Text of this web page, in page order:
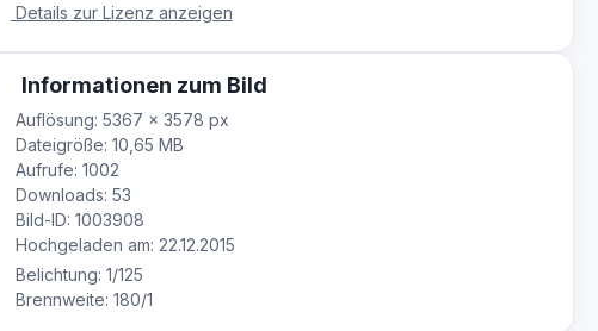
Details zur Lizenz anzeigen
Informationen zum Bild
Auflösung: 5367 × 3578 px
Dateigröße: 10,65 MB
Aufrufe: 1002
Downloads: 53
Bild-ID: 1003908
Hochgeladen am: 22.12.2015
Belichtung: 1/125
Brennweite: 180/1